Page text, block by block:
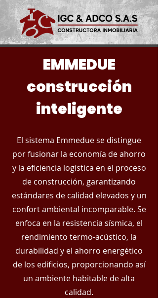
EMMEDUE
construcción
inteligente
El sistema Emmedue se distingue
por fusionar la economía de ahorro
y la eficiencia logística en el proceso
de construcción, garantizando
estándares de calidad elevados y un
confort ambiental incomparable. Se
enfoca en la resistencia sísmica, el
rendimiento termo-acústico, la
durabilidad y el ahorro energético
de los edificios, proporcionando así
un ambiente habitable de alta
calidad.